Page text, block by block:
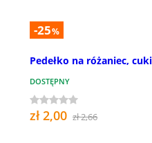
-25%
Pedełko na różaniec,
DOSTĘPNY
zł 2,00 zł 2,66